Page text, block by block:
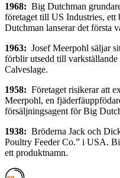
1968: Big Dutchman
företaget till US Industries, ett
Dutchman lanserar det första
1963: Josef Meerpohl säljar
förblir utsedd till
Calveslage.
1958: Företaget risikerar att
Meerpohl, en
försäljningsagent för Big
1938: Bröderna Jack och
Poultry Feeder Co.” i USA.
ett produktnamn.